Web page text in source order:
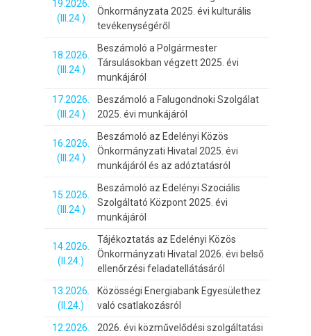
19.2026.
(III.24.)
Önkormányzata 2025. évi kulturális
tevékenységéről
18.2026.
(III.24.)
Beszámoló a Polgármester
Társulásokban végzett 2025. évi
munkájáról
17.2026.
(III.24.)
Beszámoló a Falugondnoki Szolgálat
2025. évi munkájáról
16.2026.
(III.24.)
Beszámoló az Edelényi Közös
Önkormányzati Hivatal 2025. évi
munkájáról és az adóztatásról
15.2026.
(III.24.)
Beszámoló az Edelényi Szociális
Szolgáltató Központ 2025. évi
munkájáról
14.2026.
(II.24.)
Tájékoztatás az Edelényi Közös
Önkormányzati Hivatal 2026. évi belső
ellenőrzési feladatellátásáról
13.2026.
(II.24.)
Közösségi Energiabank Egyesülethez
való csatlakozásról
12.2026.
2026. évi közművelődési szolgáltatási